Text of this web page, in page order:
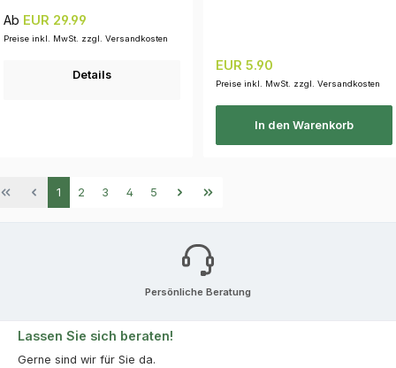
Regulärer Preis:
Ab EUR 29.99
Preise inkl. MwSt. zzgl. Versandkosten
Details
Regulärer Preis:
EUR 5.90
Preise inkl. MwSt. zzgl. Versandkosten
In den Warenkorb
Seite
1 Seite
2 Seite
3 Seite
4 Seite
5
Persönliche Beratung
Lassen Sie sich beraten!
Gerne sind wir für Sie da.